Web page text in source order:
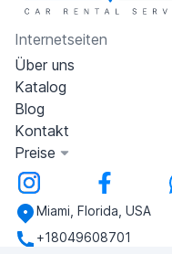
Internetseiten
Über uns
Katalog
Blog
Kontakt
Preise
Miami, Florida, USA
+18049608701